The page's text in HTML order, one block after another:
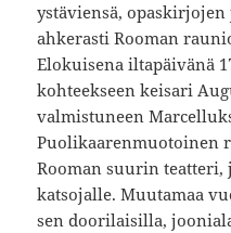
ystäviensä,
ahkerasti Rooman
Elokuisena iltapäivänä
kohteekseen keisari
valmistuneen
Puolikaarenmuotoinen
Rooman suurin teatteri,
katsojalle. Muutamaa
sen doorilaisilla,